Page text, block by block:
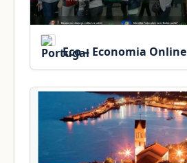
Eco – Economia Online